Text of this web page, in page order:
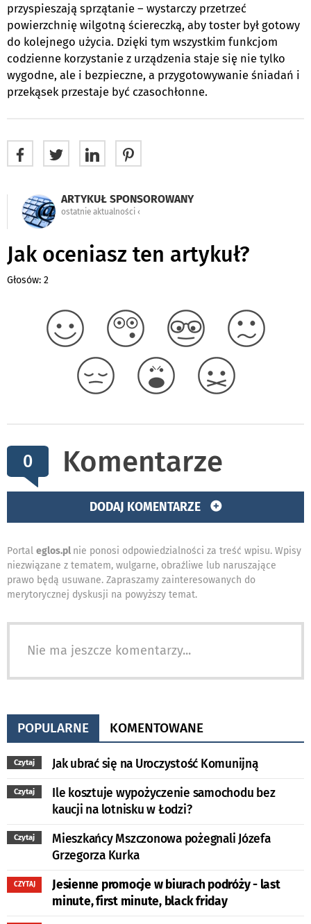
przyspieszają sprzątanie – wystarczy przetrzeć
powierzchnię wilgotną ściereczką, aby toster był gotowy
do kolejnego użycia. Dzięki tym wszystkim funkcjom
codzienne korzystanie z urządzenia staje się nie tylko
wygodne, ale i bezpieczne, a przygotowywanie śniadań i
przekąsek przestaje być czasochłonne.
ARTYKUŁ SPONSOROWANY
ostatnie aktualności ‹
Jak oceniasz ten artykuł?
Głosów: 2
0 Komentarze
DODAJ KOMENTARZE
Portal eglos.pl nie ponosi odpowiedzialności za treść wpisu. Wpisy
niezwiązane z tematem, wulgarne, obraźliwe lub naruszające
prawo będą usuwane. Zapraszamy zainteresowanych do
merytorycznej dyskusji na powyższy temat.
Nie ma jeszcze komentarzy...
POPULARNE KOMENTOWANE
Czytaj Jak ubrać się na Uroczystość Komunijną
Czytaj
Ile kosztuje wypożyczenie samochodu bez
kaucji na lotnisku w Łodzi?
Czytaj
Mieszkańcy Mszczonowa pożegnali Józefa
Grzegorza Kurka
CZYTAJ
Jesienne promocje w biurach podróży - last
minute, first minute, black friday